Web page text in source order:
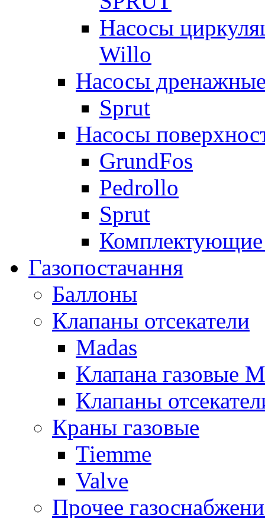
Насосы
Willo
Насосы
Sprut
Насосы
GrundFos
Pedrollo
Sprut
Комплектующие
Газопостачання
Баллоны
Клапаны отсекатели
Madas
Клапана газовые
Клапаны
Краны газовые
Tiemme
Valve
Прочее